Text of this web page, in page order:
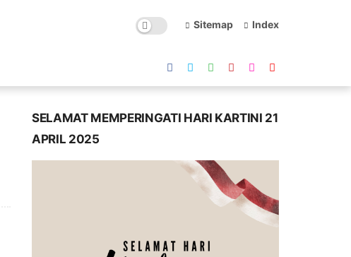
Sitemap Index
SELAMAT MEMPERINGATI HARI KARTINI 21
APRIL 2025